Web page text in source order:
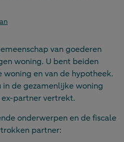
van goederen
woning. U bent beiden
en van de hypotheek.
de gezamenlijke woning
partner vertrekt.
onderwerpen en de fiscale
partner: